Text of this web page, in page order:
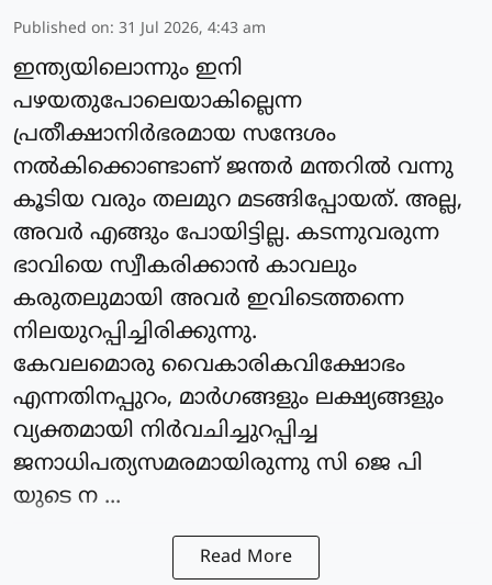
Published on: 31 Jul 2026, 4:43 am
ഇന്ത്യയിലൊന്നും ഇനി
പഴയതുപോലെയാകില്ലെന്ന
പ്രതീക്ഷാനിർഭരമായ സന്ദേശം
നൽകിക്കൊണ്ടാണ് ജന്തർ മന്തറിൽ വന്നു
കൂടിയ വരും തലമുറ മടങ്ങിപ്പോയത്. അല്ല,
അവർ എങ്ങും പോയിട്ടില്ല. കടന്നുവരുന്ന
ഭാവിയെ സ്വീകരിക്കാൻ കാവലും
കരുതലുമായി അവർ ഇവിടെത്തന്നെ
നിലയുറപ്പിച്ചിരിക്കുന്നു.
കേവലമൊരു വൈകാരികവിക്ഷോഭം
എന്നതിനപ്പുറം, മാർഗങ്ങളും ലക്ഷ്യങ്ങളും
വ്യക്തമായി നിർവചിച്ചുറപ്പിച്ച
ജനാധിപത്യസമരമായിരുന്നു സി ജെ പി
യുടെ ന ...
Read More